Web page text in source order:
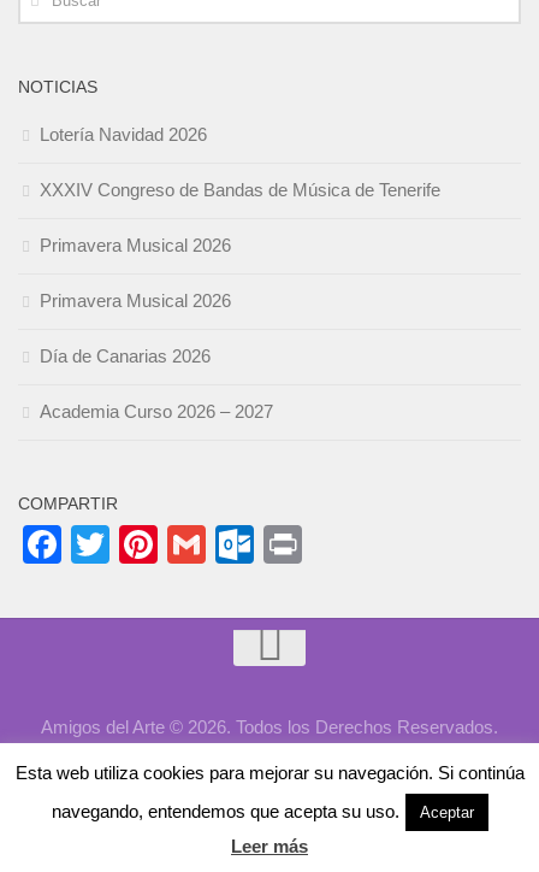
NOTICIAS
Lotería Navidad 2026
XXXIV Congreso de Bandas de Música de Tenerife
Primavera Musical 2026
Primavera Musical 2026
Día de Canarias 2026
Academia Curso 2026 – 2027
COMPARTIR
Facebook
TwitterPinterest
GmailOutlook.com
Amigos del Arte © 2026. Todos los Derechos Reservados.
Esta web utiliza cookies para mejorar su navegación. Si continúa
navegando, entendemos que acepta su uso.
Aceptar
Leer más